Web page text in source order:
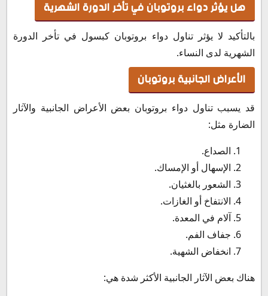
هل يؤثر دواء بروتوبان في تأخر الدورة الشهرية
بالتأكيد لا يؤثر تناول دواء بروتوبان كبسول في تأخر الدورة
الشهرية لدى النساء.
الأعراض الجانبية بروتوبان
قد يسبب تناول دواء بروتوبان بعض الأعراض الجانبية والآثار
الضارة مثل:
الصداع.
الإسهال أو الإمساك.
الشعور بالغثيان.
الانتفاخ أو الغازات.
آلام في المعدة.
جفاف الفم.
انخفاض الشهية.
هناك بعض الآثار الجانبية الأكثر شدة هي: